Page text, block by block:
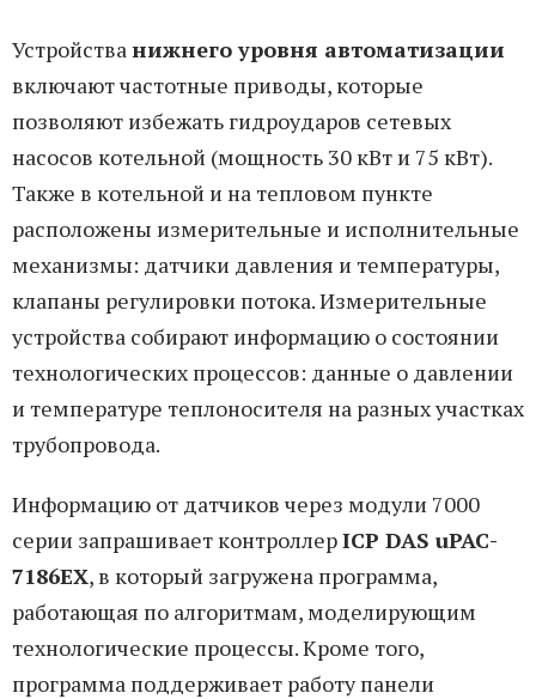
Устройстванижнего уровня автоматизации
включают частотные приводы, которые
позволяют избежать гидроударов сетевых
насосов котельной (мощность 30 кВт и 75 кВт).
Также в котельной и на тепловом пункте
расположены измерительные и исполнительные
механизмы: датчики давления и температуры,
клапаны регулировки потока. Измерительные
устройства собирают информацию о состоянии
технологических процессов: данные о давлении
и температуре теплоносителя на разных участках
трубопровода.
Информацию от датчиков через модули 7000
серии запрашивает контроллерICP DAS uPAC-
7186EX, в который загружена программа,
работающая по алгоритмам, моделирующим
технологические процессы. Кроме того,
программа поддерживает работу панели